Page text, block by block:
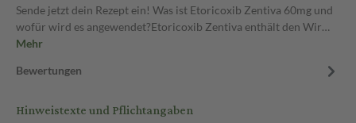
Sende jetzt dein Rezept ein! Was ist Etoricoxib Zentiva 60mg und
wofür wird es angewendet?Etoricoxib Zentiva enthält den Wir…
Mehr
Bewertungen
Hinweistexte und Pflichtangaben